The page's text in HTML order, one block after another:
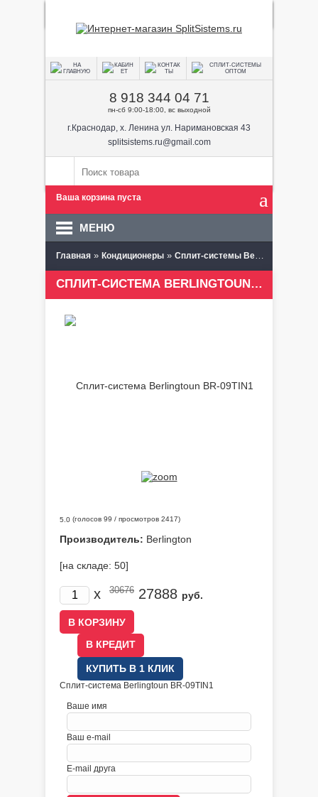
8 918 344 04 71
пн-сб 9:00-18:00, вс выходной
г.Краснодар, х. Ленина ул. Наримановская 43
splitsistems.ru@gmail.com
Ваша корзина пуста
МЕНЮ
Главная » Кондиционеры » Сплит-системы Berlingtoun
СПЛИТ-СИСТЕМА BERLINGTOUN BR-09TIN1
5.0 (голосов 99 / просмотров 2417)
Производитель: Berlington
[на складе: 50]
x 30676 27888 руб.
В КРЕДИТ
КУПИТЬ В 1 КЛИК
Сплит-система Berlingtoun BR-09TIN1
Ваше имя
Ваш e-mail
E-mail друга